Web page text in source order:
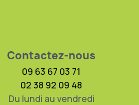
Contactez-nous
09 63 67 03 71
02 38 92 09 48
Du lundi au vendredi